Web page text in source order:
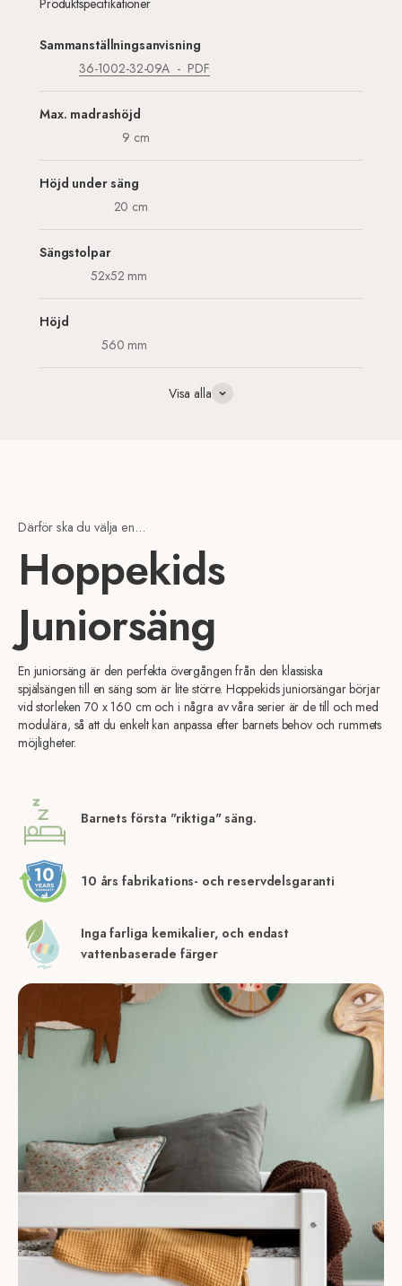
Produktspecifikationer
Sammanställningsanvisning
36-1002-32-09A
PDF
Max. madrashöjd
9 cm
Höjd under säng
20 cm
Sängstolpar
52x52 mm
Höjd
560 mm
Visa alla
Därför ska du välja en...
Hoppekids
Juniorsäng
En juniorsäng är den perfekta övergången från den klassiska
spjälsängen till en säng som är lite större. Hoppekids juniorsängar börjar
vid storleken 70 x 160 cm och i några av våra serier är de till och med
modulära, så att du enkelt kan anpassa efter barnets behov och rummets
möjligheter.
Barnets första "riktiga" säng.
10 års fabrikations- och reservdelsgaranti
Inga farliga kemikalier, och endast
vattenbaserade färger